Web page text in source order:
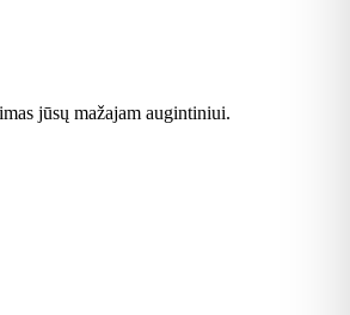
jūsų mažajam augintiniui.